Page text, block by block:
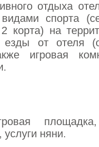
отдыха
спорта
корта) на
от отеля
игровая
няни.